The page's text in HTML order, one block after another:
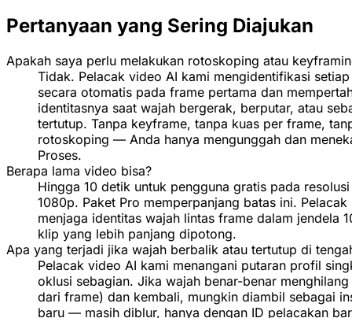
Pertanyaan yang Sering Diajukan
Apakah saya perlu melakukan rotoskoping atau
Tidak. Pelacak video AI kami mengidentifikasi
secara otomatis pada frame pertama dan
identitasnya saat wajah bergerak, berputar, atau
tertutup. Tanpa keyframe, tanpa kuas per frame,
rotoskoping — Anda hanya mengunggah dan
Proses.
Berapa lama video bisa?
Hingga 10 detik untuk pengguna gratis pada
1080p. Paket Pro memperpanjang batas ini. Pelacak
menjaga identitas wajah lintas frame dalam jendela
klip yang lebih panjang dipotong.
Apa yang terjadi jika wajah berbalik atau tertutup di
Pelacak video AI kami menangani putaran profil
oklusi sebagian. Jika wajah benar-benar
dari frame) dan kembali, mungkin diambil sebagai
baru — masih diblur, hanya dengan ID pelacakan